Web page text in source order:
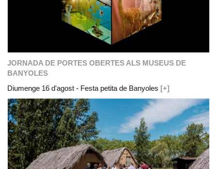
JORNADA DE PORTES OBERTES ALS MUSEUS DE
BANYOLES
Diumenge 16 d'agost - Festa petita de Banyoles [+]